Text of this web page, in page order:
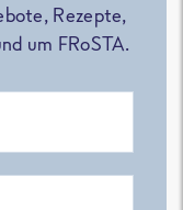
Rezepte,
um FRoSTA.